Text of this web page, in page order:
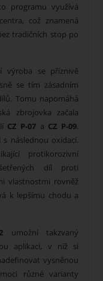
programu využívá
což znamená
tradičních stop po
výroba se příznivě
se tím zásadním
Tomu napomáhá
zbrojovka začala
CZ P-07 a CZ P-09.
následnou oxidací.
protikorozivní
díl proti
vlastnostmi rovněž
k lepšímu chodu a
umožní takzvaný
aplikaci, v níž si
vysněnou
různé varianty